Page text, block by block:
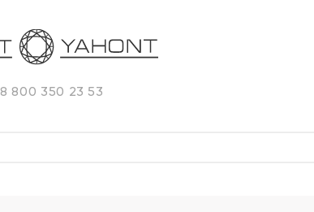
8 800 350 23 53